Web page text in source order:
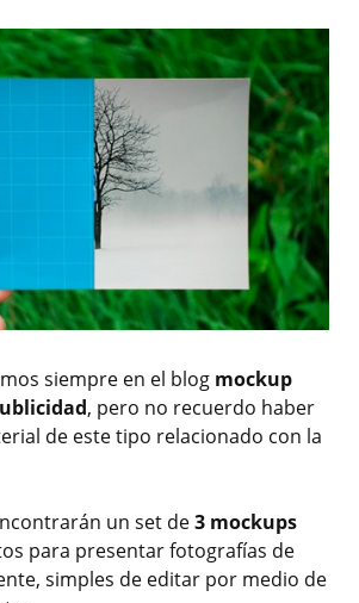
siempre en el blog mockup
, pero no recuerdo haber
de este tipo relacionado con la
un set de3 mockups
para presentar fotografías de
simples de editar por medio de